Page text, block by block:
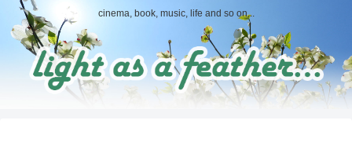
cinema, book, music, life and so on...